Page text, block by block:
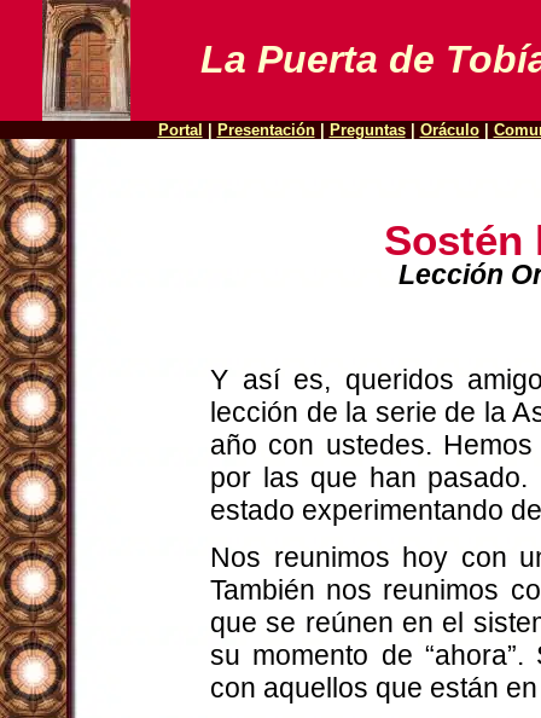
La Puerta de
Portal Presentación| Preguntas| Oráculo|
Sostén
Lección
Y así es, queridos
lección de la serie de la
año con ustedes.
por las que han
estado experimentando
Nos reunimos hoy con
También nos reunimos
que se reúnen en el
su momento de
con aquellos que están